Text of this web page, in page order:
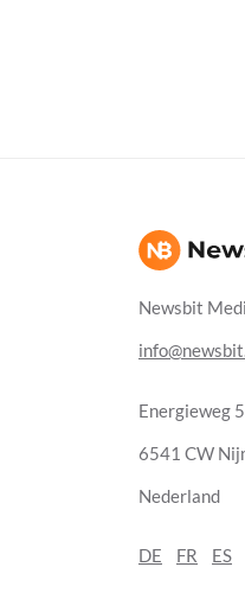
Newsbit
Energieweg
6541 CW
Nederland
DE FR ES